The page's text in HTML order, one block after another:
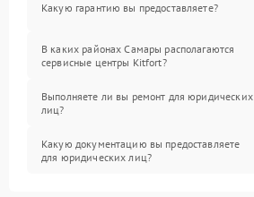
Какую гарантию вы предоставляете?
В каких районах Самары располагаются
сервисные центры Kitfort?
Выполняете ли вы ремонт для юридических
лиц?
Какую документацию вы предоставляете
для юридических лиц?